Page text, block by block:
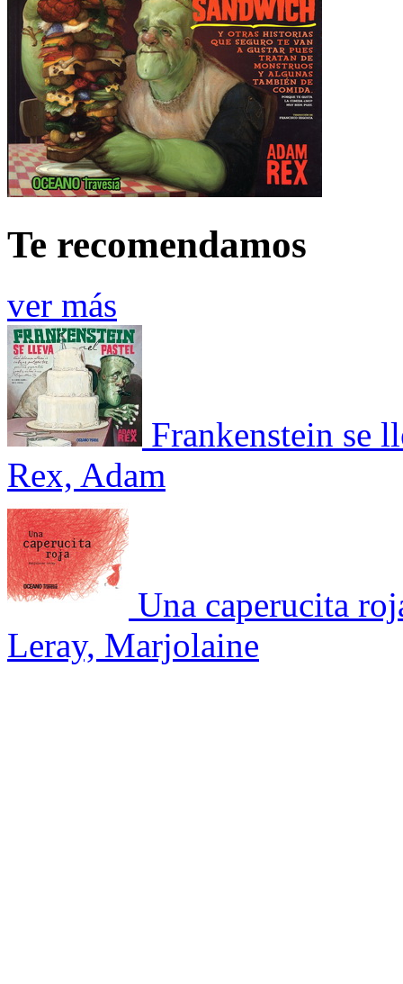
Te recomendamos
ver más
Frankenstein se
Rex, Adam
Una caperucita
Leray, Marjolaine